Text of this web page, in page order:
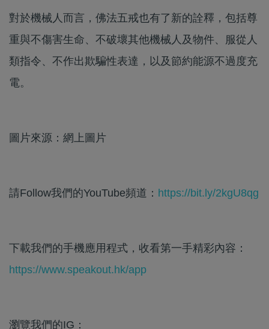
對於機械人而言，佛法五戒也有了新的詮釋，包括尊
重與不傷害生命、不破壞其他機械人及物件、服從人
類指令、不作出欺騙性表達，以及節約能源不過度充
電。
圖片來源：網上圖片
請Follow我們的YouTube頻道： https://bit.ly/2kgU8qg
下載我們的手機應用程式，收看第一手精彩內容：
https://www.speakout.hk/app
瀏覽我們的IG：